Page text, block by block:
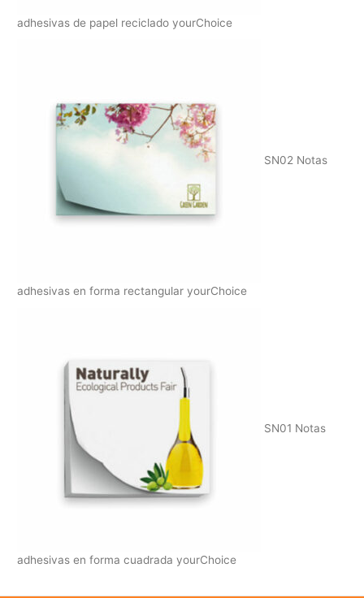
adhesivas de papel reciclado yourChoice
SN02 Notas
adhesivas en forma rectangular yourChoice
SN01 Notas
adhesivas en forma cuadrada yourChoice